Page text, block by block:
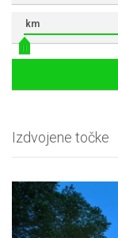
km
Izdvojene točke